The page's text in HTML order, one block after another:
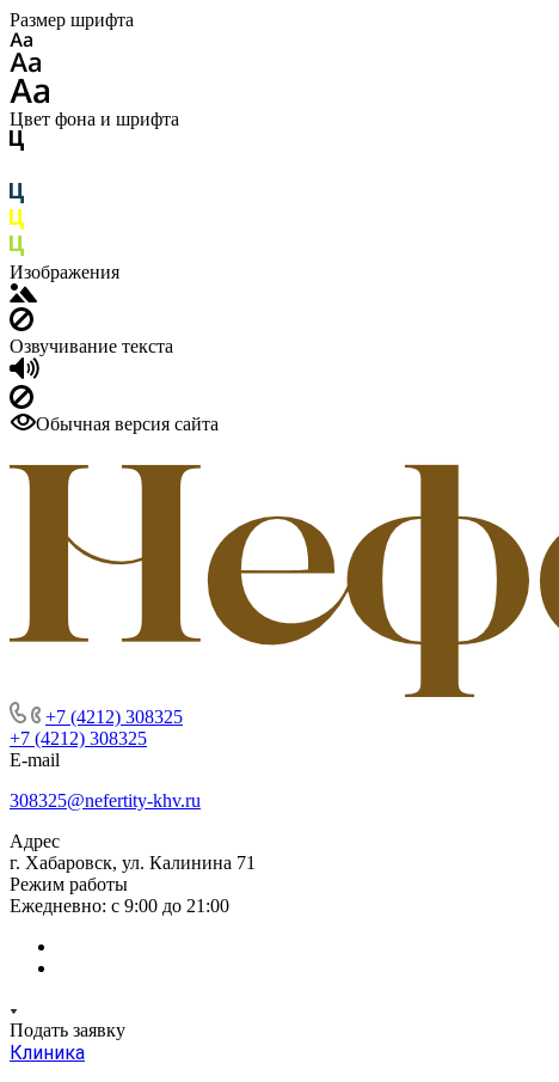
Размер шрифта
Цвет фона и шрифта
Изображения
Озвучивание текста
Обычная версия сайта
+7 (4212) 308325
+7 (4212) 308325
E-mail
308325@nefertity-khv.ru
Адрес
г. Хабаровск, ул. Калинина 71
Режим работы
Ежедневно: с 9:00 до 21:00
Подать заявку
Клиника